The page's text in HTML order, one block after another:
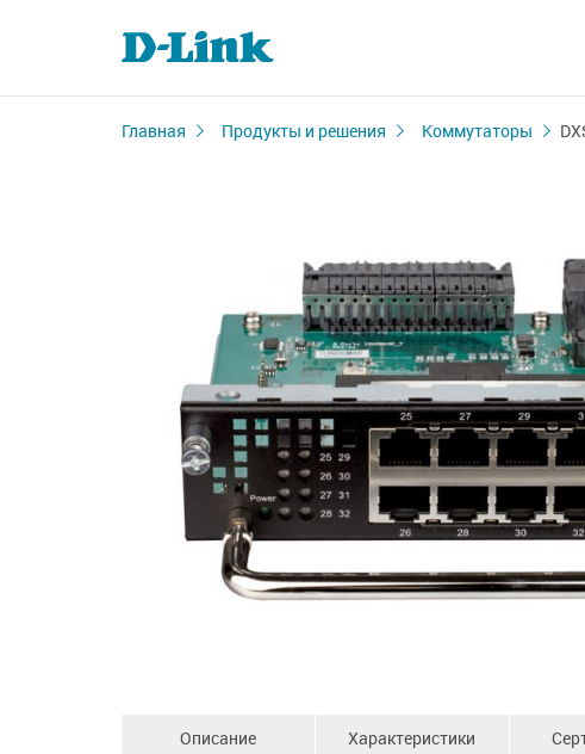
Главная Продукты и решения Коммутаторы
Описание Характеристики